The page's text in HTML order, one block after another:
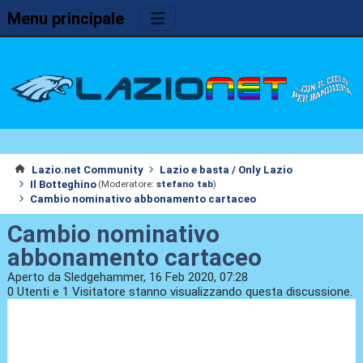
Menu principale
Lazio.net Community
Lazio e basta / Only Lazio
Il Botteghino (Moderatore: stefano tab)
Cambio nominativo abbonamento cartaceo
Cambio nominativo
abbonamento cartaceo
Aperto da Sledgehammer, 16 Feb 2020, 07:28
0 Utenti e 1 Visitatore stanno visualizzando questa discussione.